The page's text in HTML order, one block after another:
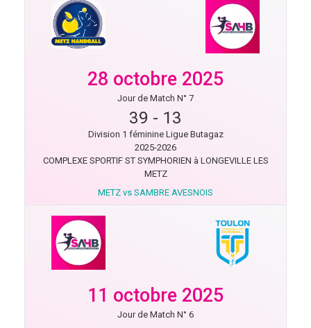
28 octobre 2025
Jour de Match N° 7
39 - 13
Division 1 féminine Ligue Butagaz
2025-2026
COMPLEXE SPORTIF ST SYMPHORIEN à LONGEVILLE LES
METZ
METZ vs SAMBRE AVESNOIS
11 octobre 2025
Jour de Match N° 6